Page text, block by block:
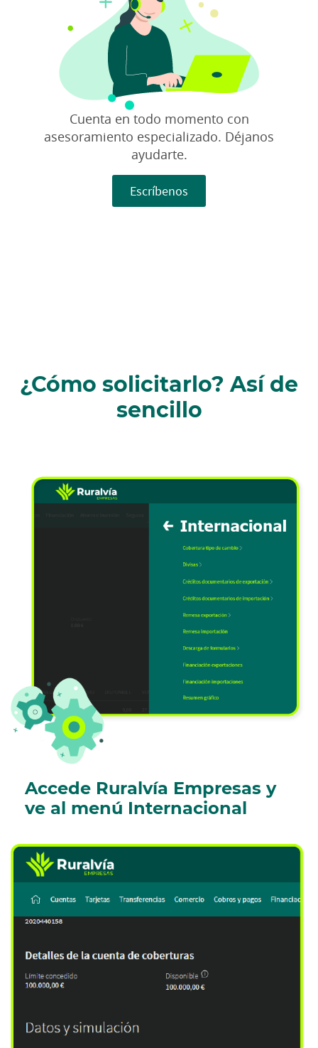
Cuenta en todo momento con
asesoramiento especializado. Déjanos
ayudarte.
Escríbenos
¿Cómo solicitarlo? Así de
sencillo
Accede Ruralvía Empresas y
ve al menú Internacional